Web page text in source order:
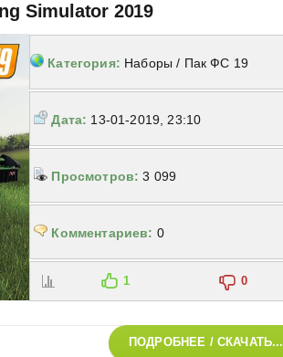
Simulator 2019
Категория: Наборы / Пак ФС 19
Дата: 13-01-2019, 23:10
Просмотров: 3 099
Комментариев: 0
1 0
ПОДРОБНЕЕ / СКАЧАТЬ...